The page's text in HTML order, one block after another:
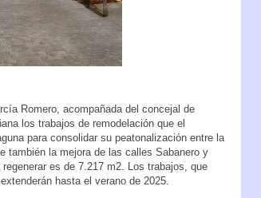
Romero, acompañada del concejal de
los trabajos de remodelación que el
para consolidar su peatonalización entre la
también la mejora de las calles Sabanero y
es de 7.217 m2. Los trabajos, que
hasta el verano de 2025.